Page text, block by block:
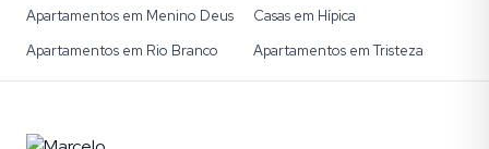
Apartamentos em Menino Deus
Casas em Hípica
Apartamentos em Rio Branco
Apartamentos em Tristeza